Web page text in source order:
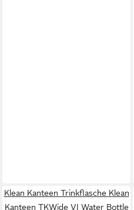
Klean Kanteen Trinkflasche Klean
Kanteen TKWide VI Water Bottle